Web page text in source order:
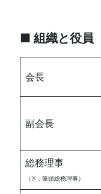
■組織と役員
会長
副会長
総務理事
（※：筆頭総務理事）